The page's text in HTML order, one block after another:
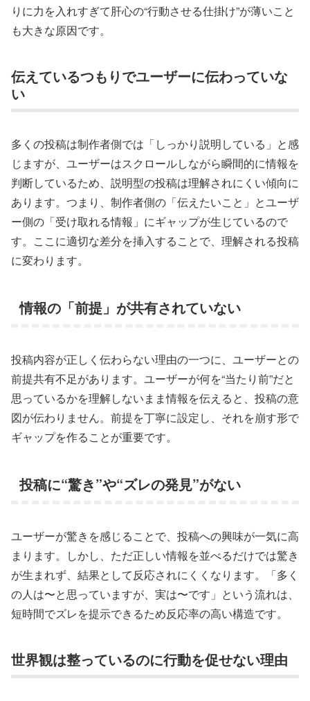
りに力を入れすぎて肝心の“行動させる仕掛け”が薄いこと
も大きな原因です。
伝えているつもりでユーザーに伝わっていな
い
多くの投稿は制作者側では「しっかり説明している」と感
じますが、ユーザーはスクロールしながら瞬間的に情報を
判断しているため、説明型の投稿は理解されにくい傾向に
あります。つまり、制作者側の「伝えたいこと」とユーザ
ー側の「受け取れる情報」にギャップが生じているので
す。ここに適切な差分を挿入することで、理解される投稿
に変わります。
情報の「前提」が共有されていない
投稿内容が正しく伝わらない理由の一つに、ユーザーとの
前提共有不足があります。ユーザーが何を“当たり前”だと
思っているかを理解しないまま情報を伝えると、投稿の意
図が伝わりません。前提を丁寧に設定し、それを崩す形で
ギャップを作ることが重要です。
投稿に“驚き”や“ズレの発見”がない
ユーザーが驚きを感じることで、投稿への興味が一気に高
まります。しかし、ただ正しい情報を並べるだけでは驚き
が生まれず、結果として反応されにくくなります。「多く
の人は〜と思っていますが、実は〜です」という流れは、
短時間でズレを提示できるため反応率の高い構造です。
世界観は整っているのに行動を促せない理由